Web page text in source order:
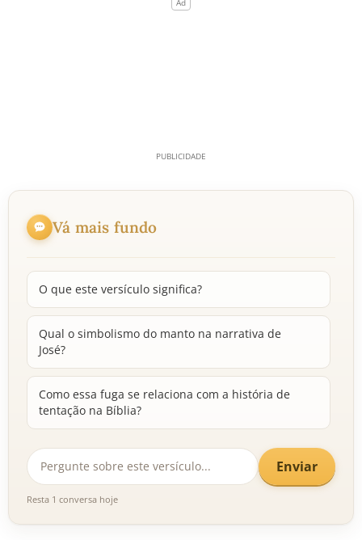
Vá mais fundo
O que este versículo significa?
Qual o simbolismo do manto na narrativa de
José?
Como essa fuga se relaciona com a história de
tentação na Bíblia?
Enviar
Resta 1 conversa hoje